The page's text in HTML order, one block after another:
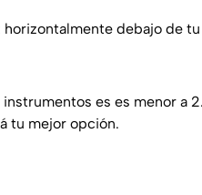
debajo de
es es menor a
tu mejor opción.